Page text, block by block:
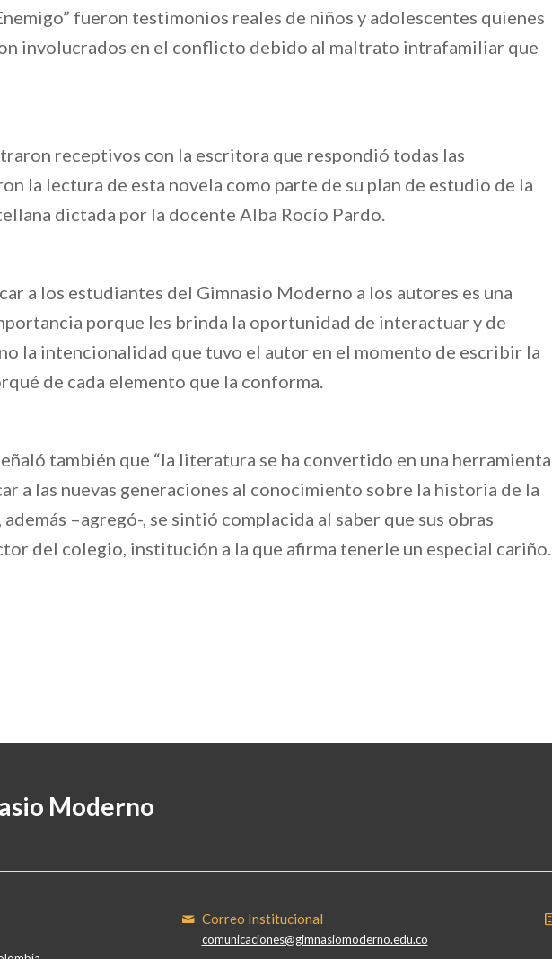
fueron testimonios reales de niños y adolescentes quienes
involucrados en el conflicto debido al maltrato intrafamiliar que
receptivos con la escritora que respondió todas las
la lectura de esta novela como parte de su plan de estudio de la
dictada por la docente Alba Rocío Pardo.
a los estudiantes del Gimnasio Moderno a los autores es una
porque les brinda la oportunidad de interactuar y de
la intencionalidad que tuvo el autor en el momento de escribir la
de cada elemento que la conforma.
también que “la literatura se ha convertido en una herramienta
a las nuevas generaciones al conocimiento sobre la historia de la
–agregó-, se sintió complacida al saber que sus obras
del colegio, institución a la que afirma tenerle un especial cariño.
Moderno
Correo Institucional
comunicaciones@gimnasiomoderno.edu.co